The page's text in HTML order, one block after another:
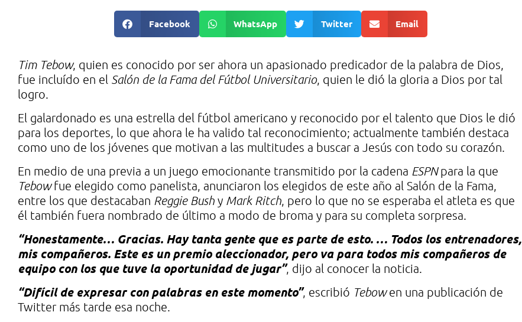
Facebook WhatsApp Twitter Email
Tim Tebow, quien es conocido por ser ahora un apasionado predicador de la palabra de Dios,
fue incluído en el Salón de la Fama del Fútbol Universitario, quien le dió la gloria a Dios por tal
logro.
El galardonado es una estrella del fútbol americano y reconocido por el talento que Dios le dió
para los deportes, lo que ahora le ha valido tal reconocimiento; actualmente también destaca
como uno de los jóvenes que motivan a las multitudes a buscar a Jesús con todo su corazón.
En medio de una previa a un juego emocionante transmitido por la cadena ESPNpara la que
Tebowfue elegido como panelista, anunciaron los elegidos de este año al Salón de la Fama,
entre los que destacaban Reggie Bush y Mark Ritch, pero lo que no se esperaba el atleta es que
él también fuera nombrado de último a modo de broma y para su completa sorpresa.
“Honestamente… Gracias. Hay tanta gente que es parte de esto. … Todos los entrenadores,
mis compañeros. Este es un premio aleccionador, pero va para todos mis compañeros de
equipo con los que tuve la oportunidad de jugar”, dijo al conocer la noticia.
“Difícil de expresar con palabras en este momento”, escribió Tebowen una publicación de
Twitter más tarde esa noche.